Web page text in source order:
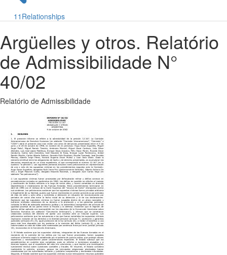
11 Relationships
Argüelles y otros. Relatório
de Admissibilidade N°
40/02
Relatório de Admissibilidade